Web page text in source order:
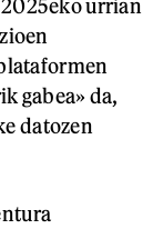
urrian
gabea» da,
datozen